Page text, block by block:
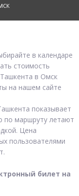
в календаре
стоимость
в Омск
на нашем сайте
показывает
по маршруту летают
Цена
пользователями
билет на